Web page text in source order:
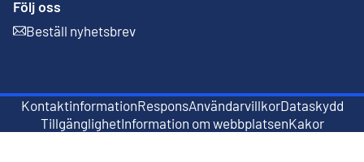
Följ oss
Beställ nyhetsbrev
Extern länk
KontaktinformationRespons
Extern länk
Användarvillkor
Extern länk
Dataskydd
Tillgänglighet
Extern länk
Information om webbplatsen
Extern länk
Kakor
Extern länk